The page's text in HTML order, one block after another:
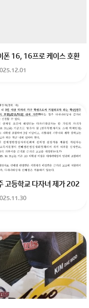
생입니다 지금 제 내신이 5
폰 16, 16프로 케이스 호환
웅 11월 브랜드평판에서
고등학교 다자녀 제가 2027